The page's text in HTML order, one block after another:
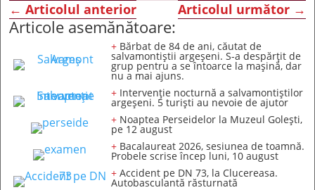
← Articolul anterior Articolul următor →
Articole asemănătoare:
+Bărbat de 84 de ani, căutat de
salvamontiștii argeșeni. S-a despărțit de
grup pentru a se întoarce la mașină, dar
nu a mai ajuns.
+Intervenție nocturnă a salvamontiștilor
argeșeni. 5 turiști au nevoie de ajutor
+Noaptea Perseidelor la Muzeul Golești,
pe 12 august
+Bacalaureat 2026, sesiunea de toamnă.
Probele scrise încep luni, 10 august
+Accident pe DN 73, la Clucereasa.
Autobasculantă răsturnată